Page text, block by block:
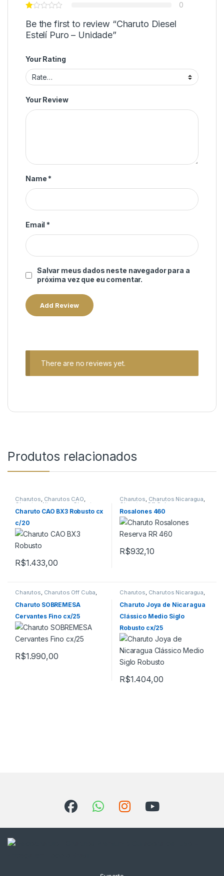
0
Be the first to review “Charuto Diesel
Estelí Puro – Unidade”
Your Rating
Your Review
Name *
Email *
Salvar meus dados neste navegador para a
próxima vez que eu comentar.
There are no reviews yet.
Produtos relacionados
Charutos, Charutos CAO,
Charutos Nicaragua Charutos
Off Cuba
Charuto CAO BX3 Robusto cx
c/20
R$1.433,00
Charutos, Charutos Nicaragua,
Charutos Off Cuba
Rosalones 460
R$932,10
Charutos, Charutos Off Cuba,
Charuto SOBREMESA
Cervantes Fino cx/25
R$1.990,00
Charutos, Charutos Nicaragua,
Produtos
Charuto Joya de Nicaragua
Clássico Medio Siglo
Robusto cx/25
R$1.404,00